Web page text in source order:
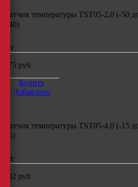
Датчик температуры TST05-2,0 (-50
+40)
шт
475 руб
Купить
Добавлено
Датчик температуры TST05-4,0 (-15
+5)
шт
862 руб